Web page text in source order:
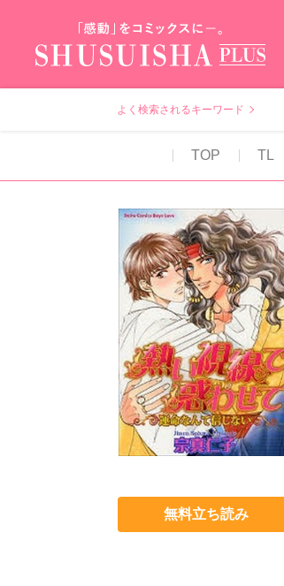
よく検索されるキーワード
TOP TL
無料立ち読み